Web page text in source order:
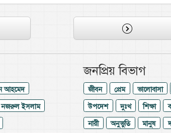
আহমেদ
নজরুল ইসলাম
জনপ্রিয় বিভাগ
জীবন প্রেম ভালোবাসা
উপদেশ
দুঃখ শিক্ষা
নারী
অনুভুতি মানুষ